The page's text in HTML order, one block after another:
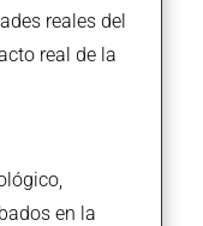
reales del
real de la
en la